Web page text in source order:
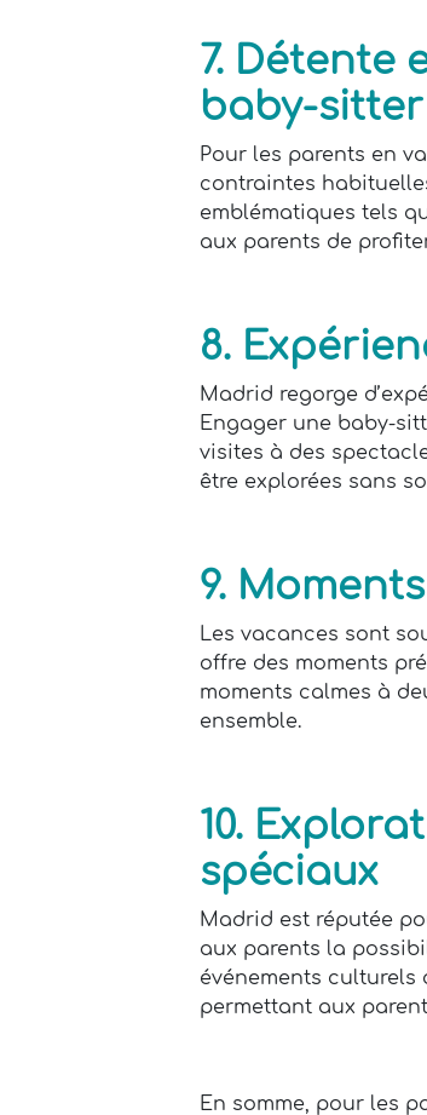
7. Détente
baby-
Pour les parents en
contraintes
emblématiques tels
aux parents de
8.
Madrid regorge
Engager une baby-
visites à des
être explorées sans
9.
Les vacances sont
offre des moments
moments calmes à
ensemble.
10.
spéciaux
Madrid est réputée
aux parents la
événements culturels
permettant aux
En somme, pour les